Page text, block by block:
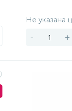
Не указана
-
+